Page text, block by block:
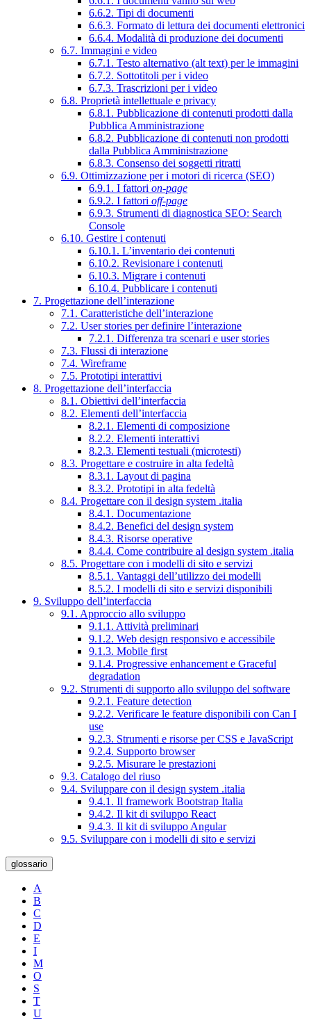
6.6.2. Tipi di documenti
6.6.3. Formato di lettura dei documenti elettronici
6.6.4. Modalità di produzione dei documenti
6.7. Immagini e video
6.7.1. Testo alternativo (alt text) per le immagini
6.7.2. Sottotitoli per i video
6.7.3. Trascrizioni per i video
6.8. Proprietà intellettuale e privacy
6.8.1. Pubblicazione di contenuti prodotti dalla
Pubblica Amministrazione
6.8.2. Pubblicazione di contenuti non prodotti
dalla Pubblica Amministrazione
6.8.3. Consenso dei soggetti ritratti
6.9. Ottimizzazione per i motori di ricerca (SEO)
6.9.1. I fattori on-page
6.9.2. I fattori off-page
6.9.3. Strumenti di diagnostica SEO: Search
Console
6.10. Gestire i contenuti
6.10.1. L’inventario dei contenuti
6.10.2. Revisionare i contenuti
6.10.3. Migrare i contenuti
6.10.4. Pubblicare i contenuti
7. Progettazione dell’interazione
7.1. Caratteristiche dell’interazione
7.2. User stories per definire l’interazione
7.2.1. Differenza tra scenari e user stories
7.3. Flussi di interazione
7.4. Wireframe
7.5. Prototipi interattivi
8. Progettazione dell’interfaccia
8.1. Obiettivi dell’interfaccia
8.2. Elementi dell’interfaccia
8.2.1. Elementi di composizione
8.2.2. Elementi interattivi
8.2.3. Elementi testuali (microtesti)
8.3. Progettare e costruire in alta fedeltà
8.3.1. Layout di pagina
8.3.2. Prototipi in alta fedeltà
8.4. Progettare con il design system .italia
8.4.1. Documentazione
8.4.2. Benefici del design system
8.4.3. Risorse operative
8.4.4. Come contribuire al design system .italia
8.5. Progettare con i modelli di sito e servizi
8.5.1. Vantaggi dell’utilizzo dei modelli
8.5.2. I modelli di sito e servizi disponibili
9. Sviluppo dell’interfaccia
9.1. Approccio allo sviluppo
9.1.1. Attività preliminari
9.1.2. Web design responsivo e accessibile
9.1.3. Mobile first
9.1.4. Progressive enhancement e Graceful
degradation
9.2. Strumenti di supporto allo sviluppo del software
9.2.1. Feature detection
9.2.2. Verificare le feature disponibili con Can I
use
9.2.3. Strumenti e risorse per CSS e JavaScript
9.2.4. Supporto browser
9.2.5. Misurare le prestazioni
9.3. Catalogo del riuso
9.4. Sviluppare con il design system .italia
9.4.1. Il framework Bootstrap Italia
9.4.2. Il kit di sviluppo React
9.4.3. Il kit di sviluppo Angular
9.5. Sviluppare con i modelli di sito e servizi
glossario
A
B
C
D
E
I
M
O
S
T
U